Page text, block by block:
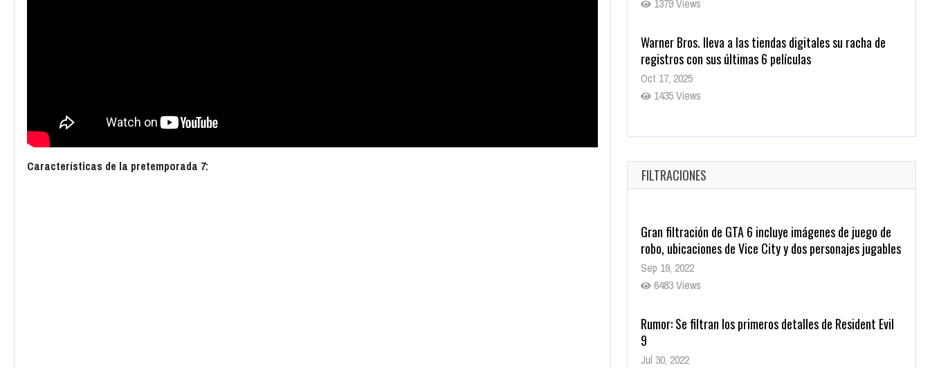
Características de la pretemporada 7:
1379 Views
Warner Bros. lleva a las tiendas digitales su racha de
registros con sus últimas 6 películas
Oct 17, 2025
1435 Views
CRUNCHYROLL ANUNCIA FECHA DE ESTRENO EN CINES
Oct 7, 2025
1757 Views
FILTRACIONES
Gran filtración de GTA 6 incluye imágenes de juego de
robo, ubicaciones de Vice City y dos personajes jugables
Sep 19, 2022
6483 Views
Rumor: Se filtran los primeros detalles de Resident Evil
9
Jul 30, 2022